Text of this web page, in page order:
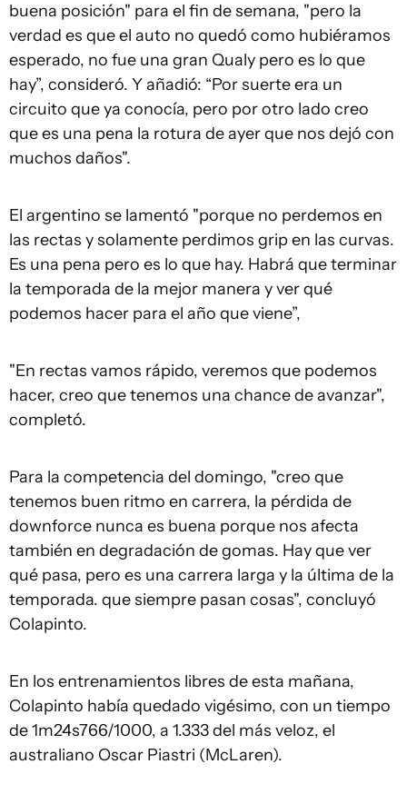
buena posición" para el fin de semana, "pero la
verdad es que el auto no quedó como hubiéramos
esperado, no fue una gran Qualy pero es lo que
hay”, consideró. Y añadió: “Por suerte era un
circuito que ya conocía, pero por otro lado creo
que es una pena la rotura de ayer que nos dejó con
muchos daños".
El argentino se lamentó "porque no perdemos en
las rectas y solamente perdimos grip en las curvas.
Es una pena pero es lo que hay. Habrá que terminar
la temporada de la mejor manera y ver qué
podemos hacer para el año que viene”,
"En rectas vamos rápido, veremos que podemos
hacer, creo que tenemos una chance de avanzar",
completó.
Para la competencia del domingo, "creo que
tenemos buen ritmo en carrera, la pérdida de
downforce nunca es buena porque nos afecta
también en degradación de gomas. Hay que ver
qué pasa, pero es una carrera larga y la última de la
temporada. que siempre pasan cosas", concluyó
Colapinto.
En los entrenamientos libres de esta mañana,
Colapinto había quedado vigésimo, con un tiempo
de 1m24s766/1000, a 1.333 del más veloz, el
australiano Oscar Piastri (McLaren).